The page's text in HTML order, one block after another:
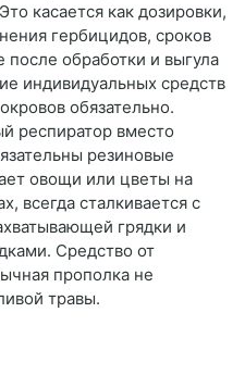
касается как дозировки,
гербицидов, сроков
после обработки и выгула
индивидуальных средств
обязательно.
респиратор вместо
резиновые
овощи или цветы на
всегда сталкивается с
грядки и
Средство от
прополка не
травы.